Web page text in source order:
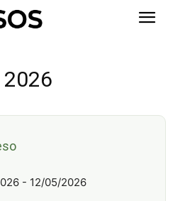
- 12/05/2026